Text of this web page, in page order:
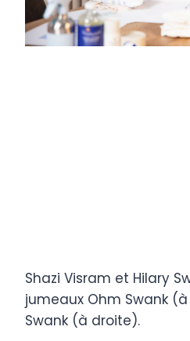
Shazi Visram et Hilary
jumeaux Ohm Swank
Swank (à droite).